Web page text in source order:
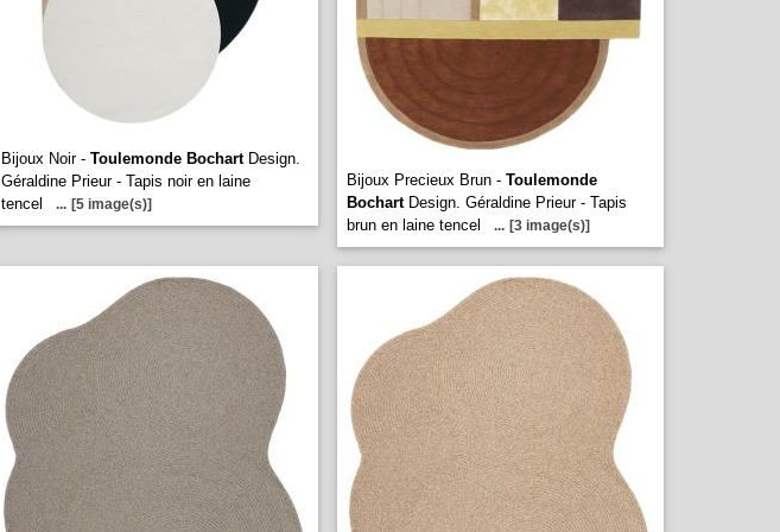
Bijoux Noir - Toulemonde BochartDesign.
Géraldine Prieur - Tapis noir en laine
tencel
... [5 image(s)]
Bijoux Precieux Brun - Toulemonde
BochartDesign. Géraldine Prieur - Tapis
brun en laine tencel
... [3 image(s)]